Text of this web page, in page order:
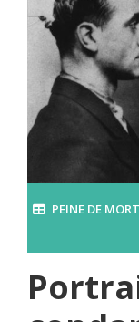
PEINE DE MORT